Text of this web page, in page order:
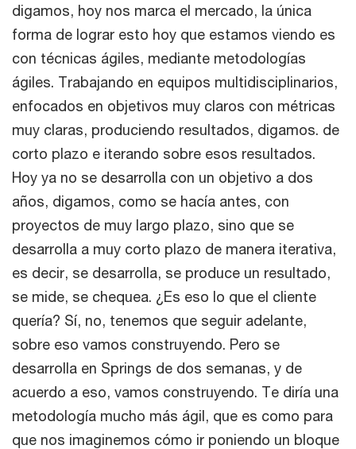
digamos, hoy nos marca el mercado, la única
forma de lograr esto hoy que estamos viendo es
con técnicas ágiles, mediante metodologías
ágiles. Trabajando en equipos multidisciplinarios,
enfocados en objetivos muy claros con métricas
muy claras, produciendo resultados, digamos. de
corto plazo e iterando sobre esos resultados.
Hoy ya no se desarrolla con un objetivo a dos
años, digamos, como se hacía antes, con
proyectos de muy largo plazo, sino que se
desarrolla a muy corto plazo de manera iterativa,
es decir, se desarrolla, se produce un resultado,
se mide, se chequea. ¿Es eso lo que el cliente
quería? Sí, no, tenemos que seguir adelante,
sobre eso vamos construyendo. Pero se
desarrolla en Springs de dos semanas, y de
acuerdo a eso, vamos construyendo. Te diría una
metodología mucho más ágil, que es como para
que nos imaginemos cómo ir poniendo un bloque